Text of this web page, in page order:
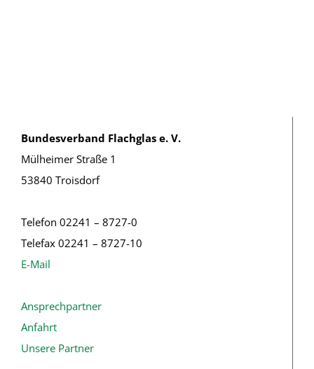
Bundesverband Flachglas e. V.
Mülheimer Straße 1
53840 Troisdorf
Telefon 02241 – 8727-0
Telefax 02241 – 8727-10
E-Mail
Ansprechpartner
Anfahrt
Unsere Partner